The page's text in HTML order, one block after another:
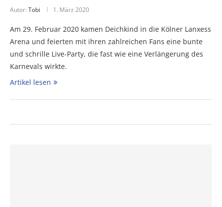
Autor: Tobi 1. März 2020
Am 29. Februar 2020 kamen Deichkind in die Kölner Lanxess
Arena und feierten mit ihren zahlreichen Fans eine bunte
und schrille Live-Party, die fast wie eine Verlängerung des
Karnevals wirkte.
Artikel lesen